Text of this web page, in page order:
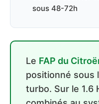
sous 48-72h
Le FAP du
positionné sous
turbo. Sur le 1.6